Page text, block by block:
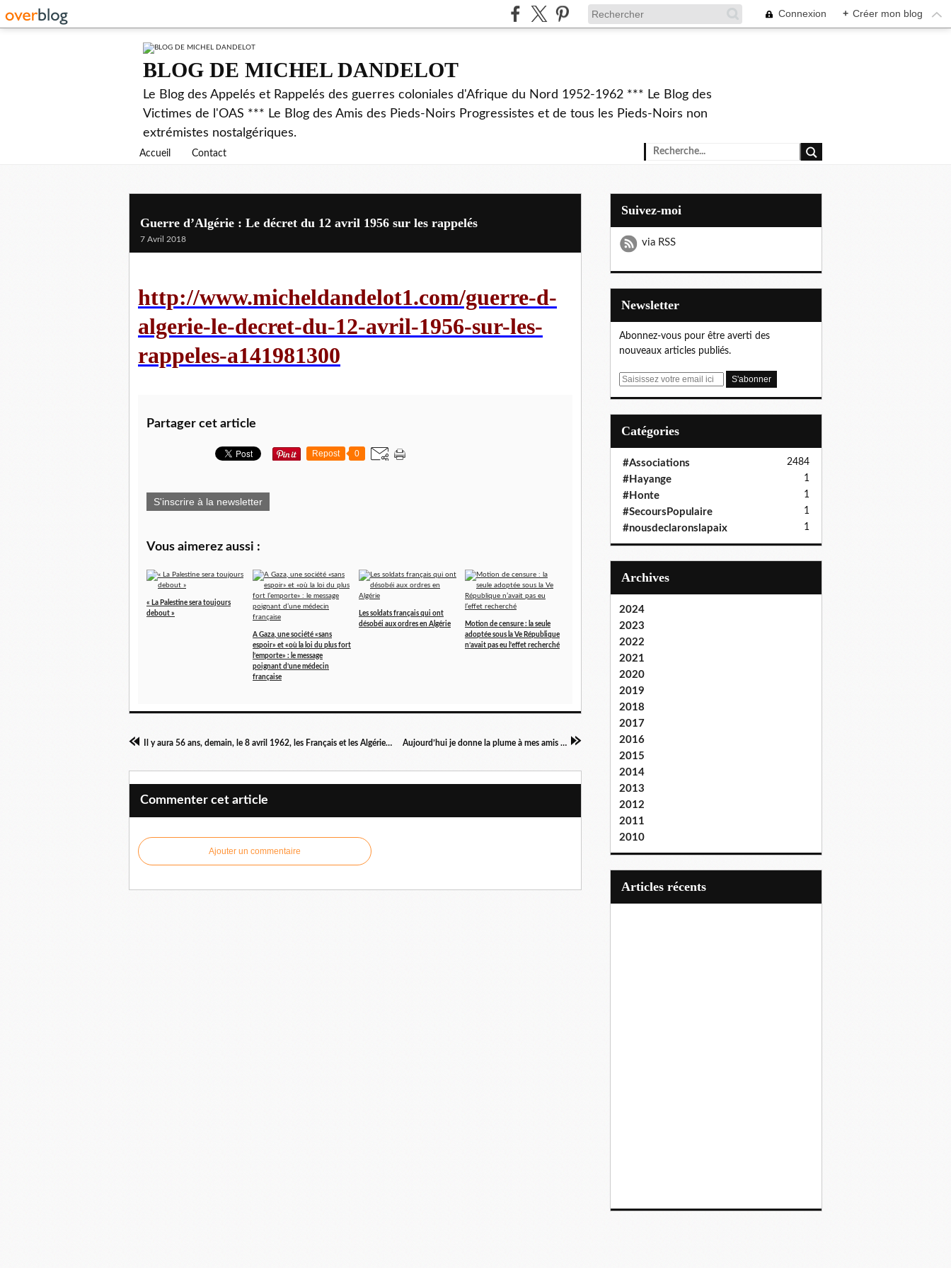
Connexion + Créer mon blog
BLOG DE MICHEL DANDELOT
Le Blog des Appelés et Rappelés des guerres coloniales d'Afrique du Nord 1952-1962 *** Le Blog des
Victimes de l'OAS *** Le Blog des Amis des Pieds-Noirs Progressistes et de tous les Pieds-Noirs non
extrémistes nostalgériques.
Accueil Contact
Guerre d’Algérie : Le décret du 12 avril 1956 sur les rappelés
7 Avril 2018
http://www.micheldandelot1.com/guerre-d-
algerie-le-decret-du-12-avril-1956-sur-les-
rappeles-a141981300
Partager cet article
Repost 0
S'inscrire à la newsletter
Vous aimerez aussi :
« La Palestine sera toujours
debout »
A Gaza, une société «sans
espoir» et «où la loi du plus fort
l’emporte» : le message
poignant d’une médecin
française
Les soldats français qui ont
désobéi aux ordres en Algérie
Motion de censure : la seule
adoptée sous la Ve République
n’avait pas eu l’effet recherché
Il y aura 56 ans, demain, le 8 avril 1962, les Français et les Algériens apprenaient le résultat du référendum. C’était un « OUI » massif pour l’indépendance de l’Algérie Aujourd’hui je donne la plume à mes amis agriculteurs, anciens appelés ou rappelés de la sale guerre d’Algérie.
Commenter cet article
Ajouter un commentaire
Suivez-moi
via RSS
Newsletter
Abonnez-vous pour être averti des
nouveaux articles publiés.
E
Catégories
#Associations 2484
#Hayange 1
#Honte 1
#SecoursPopulaire 1
#nousdeclaronslapaix 1
Archives
2024
2023
2022
2021
2020
2019
2018
2017
2016
2015
2014
2013
2012
2011
2010
articles récents